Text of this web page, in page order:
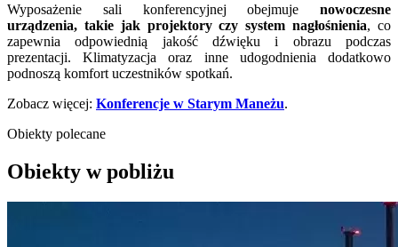
Wyposażenie sali konferencyjnej obejmuje nowoczesne
urządzenia, takie jak projektory czy system nagłośnienia, co
zapewnia odpowiednią jakość dźwięku i obrazu podczas
prezentacji. Klimatyzacja oraz inne udogodnienia dodatkowo
podnoszą komfort uczestników spotkań.
Zobacz więcej: Konferencje w Starym Maneżu.
Obiekty polecane
Obiekty w pobliżu